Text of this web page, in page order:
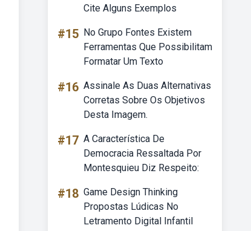
Cite Alguns Exemplos
#15 No Grupo Fontes Existem
Ferramentas Que Possibilitam
Formatar Um Texto
#16 Assinale As Duas Alternativas
Corretas Sobre Os Objetivos
Desta Imagem.
#17 A Característica De
Democracia Ressaltada Por
Montesquieu Diz Respeito:
#18 Game Design Thinking
Propostas Lúdicas No
Letramento Digital Infantil